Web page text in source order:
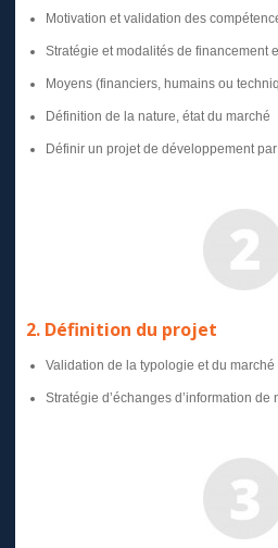
Motivation et validation des
Stratégie et modalités de financement
Moyens (financiers, humains ou
Définition de la nature, état du marché
Définir un projet de développement
2. Définition du projet
Validation de la typologie et du
Stratégie d’échanges d’information de